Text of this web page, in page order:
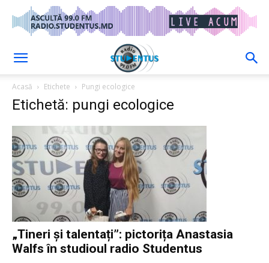
Acasă Etichete Pungi ecologice
Etichetă: pungi ecologice
„Tineri și talentați”: pictorița Anastasia
Walfs în studioul radio Studentus